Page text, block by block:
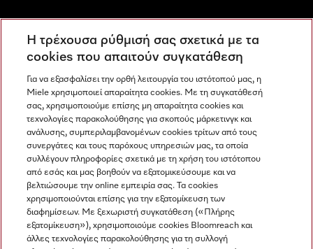
Ανακαλύψτε τα Miele Experience Center
Newsletter
Miele στο Instagram
Miele στο Facebook
Miele στο Youtube
Η τρέχουσα ρύθμισή σας σχετικά με τα
cookies που απαιτούν συγκατάθεση
Για να εξασφαλίσει την ορθή λειτουργία του ιστότοπού μας, η
Miele χρησιμοποιεί απαραίτητα cookies. Με τη συγκατάθεσή
σας, χρησιμοποιούμε επίσης μη απαραίτητα cookies και
τεχνολογίες παρακολούθησης για σκοπούς μάρκετινγκ και
ανάλυσης, συμπεριλαμβανομένων cookies τρίτων από τους
συνεργάτες και τους παρόχους υπηρεσιών μας, τα οποία
συλλέγουν πληροφορίες σχετικά με τη χρήση του ιστότοπου
από εσάς και μας βοηθούν να εξατομικεύσουμε και να
βελτιώσουμε την online εμπειρία σας. Τα cookies
χρησιμοποιούνται επίσης για την εξατομίκευση των
διαφημίσεων. Με ξεχωριστή συγκατάθεση («Πλήρης
εξατομίκευση»), χρησιμοποιούμε cookies Bloomreach και
άλλες τεχνολογίες παρακολούθησης για τη συλλογή